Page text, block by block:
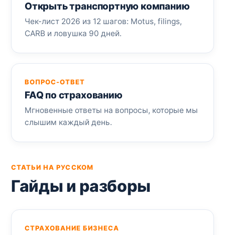
Открыть транспортную компанию
Чек-лист 2026 из 12 шагов: Motus, filings,
CARB и ловушка 90 дней.
ВОПРОС-ОТВЕТ
FAQ по страхованию
Мгновенные ответы на вопросы, которые мы
слышим каждый день.
СТАТЬИ НА РУССКОМ
Гайды и разборы
СТРАХОВАНИЕ БИЗНЕСА